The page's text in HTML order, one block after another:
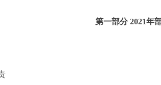
第一部分 2021年